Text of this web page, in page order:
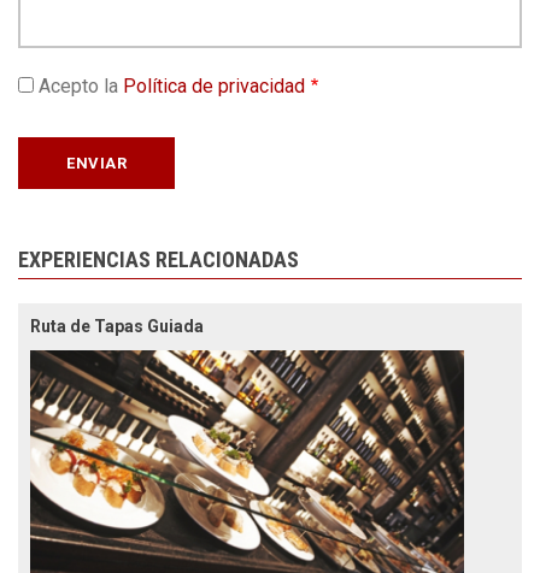
Acepto la Política de privacidad
EXPERIENCIAS RELACIONADAS
Ruta de Tapas Guiada